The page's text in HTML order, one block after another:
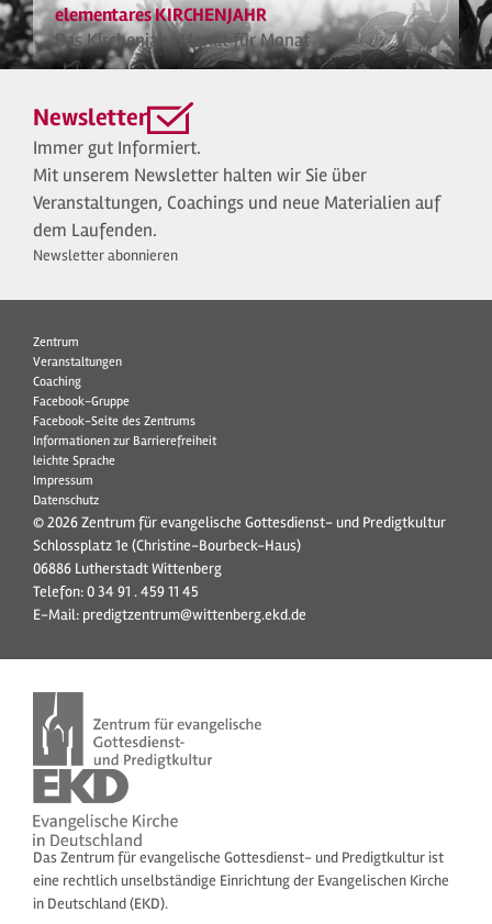
elementares KIRCHENJAHR
Das Kirchenjahr Monat für Monat
Newsletter
Immer gut Informiert.
Mit unserem Newsletter halten wir Sie über
Veranstaltungen, Coachings und neue Materialien auf
dem Laufenden.
Newsletter abonnieren
Zentrum
Veranstaltungen
Coaching
Facebook-Gruppe
Facebook-Seite des Zentrums
Informationen zur Barrierefreiheit
leichte Sprache
Impressum
Datenschutz
© 2026 Zentrum für evangelische Gottesdienst- und Predigtkultur
Schlossplatz 1e (Christine-Bourbeck-Haus)
06886 Lutherstadt Wittenberg
Telefon:0 34 91 . 459 11 45
E-Mail: predigtzentrum@wittenberg.ekd.de
Das Zentrum für evangelische Gottesdienst- und Predigtkultur ist
eine rechtlich unselbständige Einrichtung der Evangelischen Kirche
in Deutschland (EKD).